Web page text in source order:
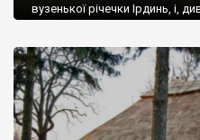
вузенької річечки Ірдинь, і,